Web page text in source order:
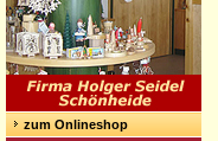
zum Onlineshop